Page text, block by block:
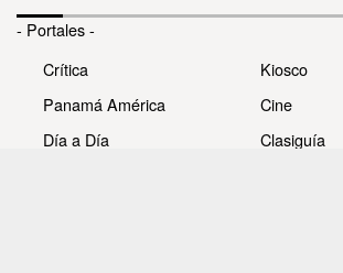
- Portales -
Crítica
Panamá América
Día a Día
Kiosco
Cine
Clasiguía